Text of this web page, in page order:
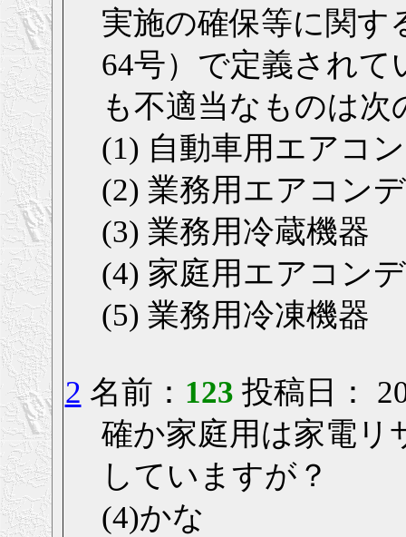
実施の確保等に関す
64号）で定義され
も不適当なものは
(1) 自動車用エアコ
(2) 業務用エアコン
(3) 業務用冷蔵機器
(4) 家庭用エアコン
(5) 業務用冷凍機器
2 名前： 123 投稿日：
確か家庭用は家電リ
していますが？
(4)かな